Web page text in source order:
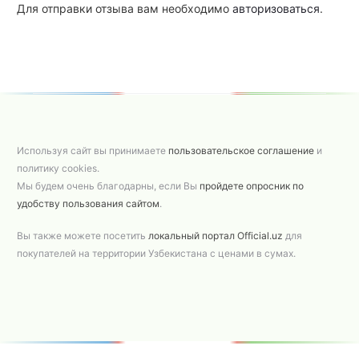
Для отправки отзыва вам необходимо авторизоваться.
Используя сайт вы принимаете пользовательское соглашение и
политику cookies.
Мы будем очень благодарны, если Вы пройдете опросник по
удобству пользования сайтом.
Вы также можете посетить локальный портал Official.uz для
покупателей на территории Узбекистана с ценами в сумах.